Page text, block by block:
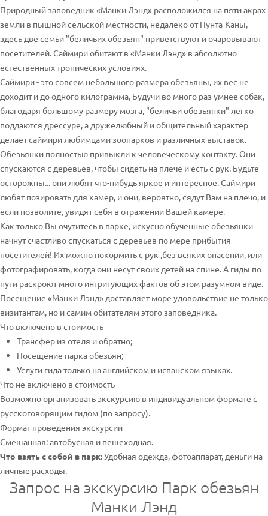
Природный заповедник «Манки Лэнд» расположился на пяти акрах
земли в пышной сельской местности, недалеко от Пунта-Каны,
здесь две семьи "беличьих обезьян" приветствуют и очаровывают
посетителей. Саймири обитают в «Манки Лэнд» в абсолютно
естественных тропических условиях.
Саймири - это совсем небольшого размера обезьяны, их вес не
доходит и до одного килограмма, Будучи во много раз умнее собак,
благодаря большому размеру мозга, "беличьи обезьянки" легко
поддаются дрессуре, а дружелюбный и общительный характер
делает саймири любимцами зоопарков и различных выставок.
Обезьянки полностью привыкли к человеческому контакту. Они
спускаются с деревьев, чтобы сидеть на плече и есть с рук. Будьте
осторожны... они любят что-нибудь яркое и интересное. Саймири
любят позировать для камер, и они, вероятно, сядут Вам на плечо, и
если позволите, увидят себя в отражении Вашей камере.
Как только Вы очутитесь в парке, искусно обученные обезьянки
начнут счастливо спускаться с деревьев по мере прибытия
посетителей! Их можно покормить с рук ,без всяких опасении, или
фотографировать, когда они несут своих детей на спине. А гиды по
пути раскроют много интригующих фактов об этом разумном виде.
Посещение «Манки Лэнд» доставляет море удовольствие не только
визитантам, но и самим обитателям этого заповедника.
Что включено в стоимость
Трансфер из отеля и обратно;
Посещение парка обезьян;
Услуги гида только на английском и испанском языках.
Что не включено в стоимость
Возможно организовать экскурсию в индивидуальном формате с
русскоговорящим гидом (по запросу).
Формат проведения экскурсии
Смешанная: автобусная и пешеходная.
Что взять с собой в парк:Удобная одежда, фотоаппарат, деньги на
личные расходы.
Запрос на экскурсию Парк обезьян
Манки Лэнд